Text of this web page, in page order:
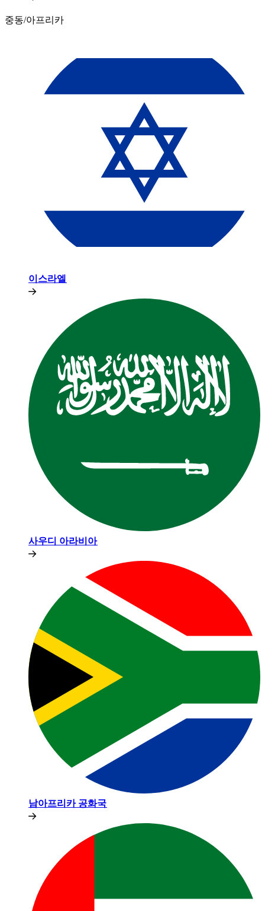
중동/아프리카​​
이스라엘​​
사우디 아라비아​​
남아프리카 공화국​​